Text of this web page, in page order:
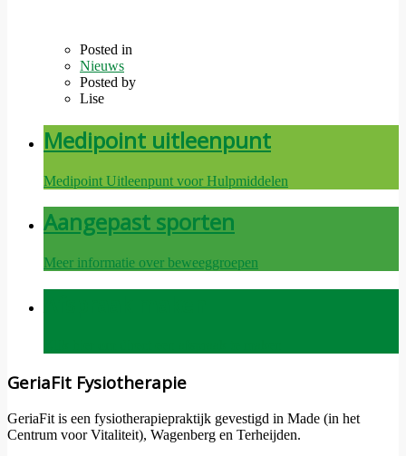
Posted in
Nieuws
Posted by
Lise
Medipoint uitleenpunt
Medipoint Uitleenpunt voor Hulpmiddelen
Aangepast sporten
Meer informatie over beweeggroepen
GeriaFit Fysiotherapie
GeriaFit is een fysiotherapiepraktijk gevestigd in Made (in het
Centrum voor Vitaliteit), Wagenberg en Terheijden.